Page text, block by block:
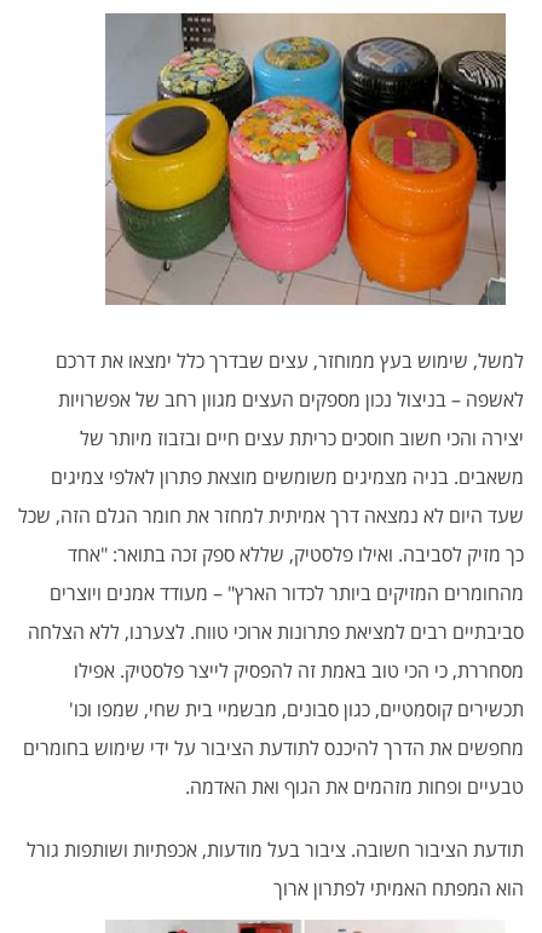
למשל, שימוש בעץ ממוחזר, עצים שבדרך כלל ימצאו את דרכם
לאשפה – בניצול נכון מספקים העצים מגוון רחב של אפשרויות
יצירה והכי חשוב חוסכים כריתת עצים חיים ובזבוז מיותר של
משאבים. בניה מצמיגים משומשים מוצאת פתרון לאלפי צמיגים
שעד היום לא נמצאה דרך אמיתית למחזר את חומר הגלם הזה, שכל
כך מזיק לסביבה. ואילו פלסטיק, שללא ספק זכה בתואר: "אחד
מהחומרים המזיקים ביותר לכדור הארץ" – מעודד אמנים ויוצרים
סביבתיים רבים למציאת פתרונות ארוכי טווח. לצערנו, ללא הצלחה
מסחררת, כי הכי טוב באמת זה להפסיק לייצר פלסטיק. אפילו
תכשירים קוסמטיים, כגון סבונים, מבשמיי בית שחי, שמפו וכו'
מחפשים את הדרך להיכנס לתודעת הציבור על ידי שימוש בחומרים
טבעיים ופחות מזהמים את הגוף ואת האדמה.
תודעת הציבור חשובה. ציבור בעל מודעות, אכפתיות ושותפות גורל
הוא המפתח האמיתי לפתרון ארוך